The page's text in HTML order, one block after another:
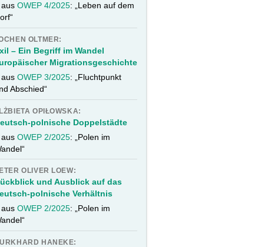
OWEP 4/2025: „Leben auf dem
OLTMER:
– Ein Begriff im Wandel
Migrationsgeschichte
OWEP 3/2025: „Fluchtpunkt
Abschied“
OPIŁOWSKA:
polnische Doppelstädte
OWEP 2/2025: „Polen im
OLIVER LOEW:
und Ausblick auf das
polnische Verhältnis
OWEP 2/2025: „Polen im
HANEKE: